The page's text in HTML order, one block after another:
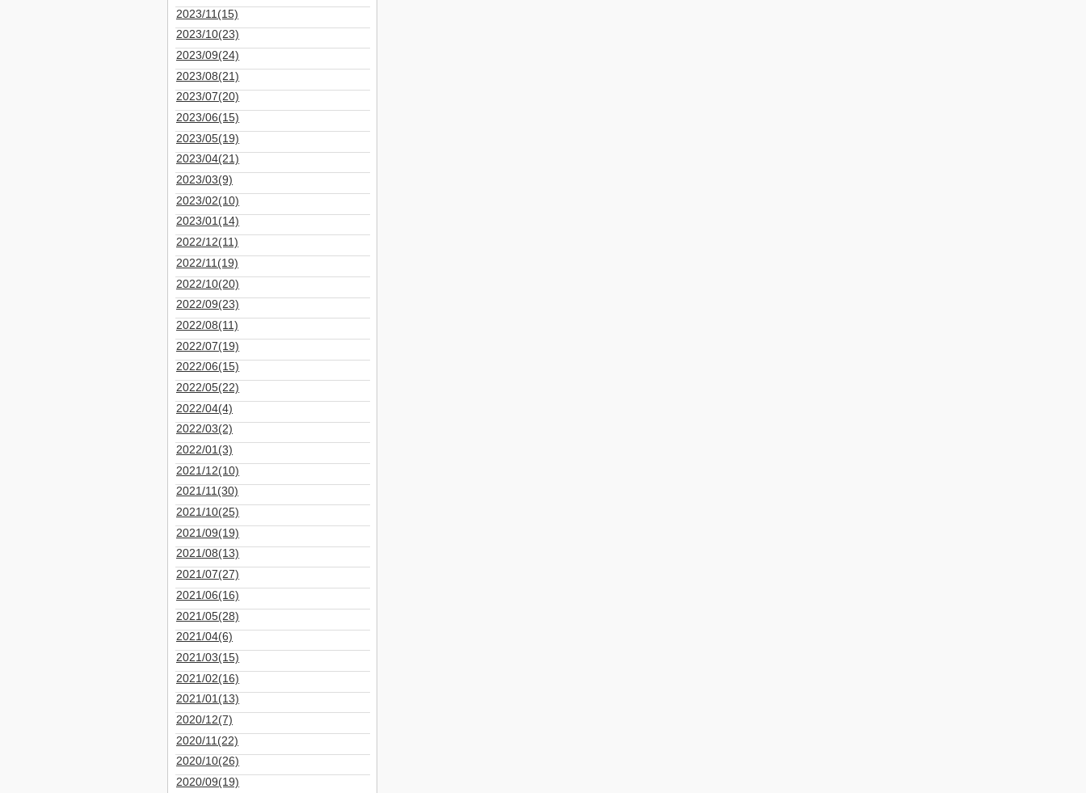
2023/11(15)
2023/10(23)
2023/09(24)
2023/08(21)
2023/07(20)
2023/06(15)
2023/05(19)
2023/04(21)
2023/03(9)
2023/02(10)
2023/01(14)
2022/12(11)
2022/11(19)
2022/10(20)
2022/09(23)
2022/08(11)
2022/07(19)
2022/06(15)
2022/05(22)
2022/04(4)
2022/03(2)
2022/01(3)
2021/12(10)
2021/11(30)
2021/10(25)
2021/09(19)
2021/08(13)
2021/07(27)
2021/06(16)
2021/05(28)
2021/04(6)
2021/03(15)
2021/02(16)
2021/01(13)
2020/12(7)
2020/11(22)
2020/10(26)
2020/09(19)